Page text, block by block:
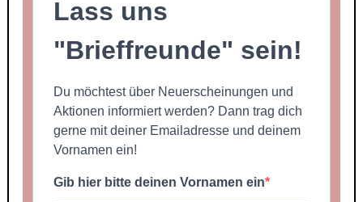
Lass uns
"Brieffreunde" sein!
Du möchtest über Neuerscheinungen und
Aktionen informiert werden? Dann trag dich
gerne mit deiner Emailadresse und deinem
Vornamen ein!
Gib hier bitte deinen Vornamen ein